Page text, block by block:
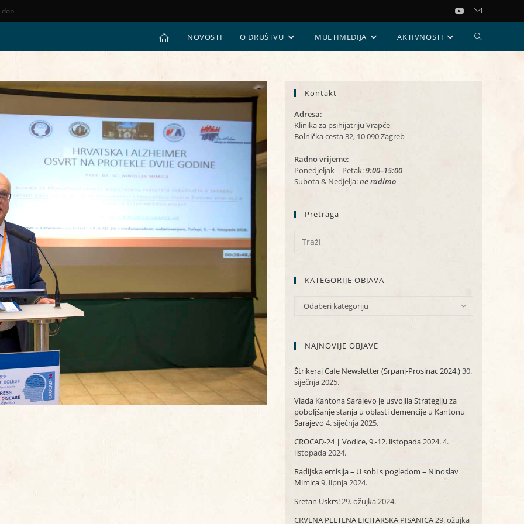
NOVOSTI O DRUŠTVU MULTIMEDIJA AKTIVNOSTI UKLJUČI/
Kontakt
Adresa:
Klinika za psihijatriju Vrapče
Bolnička cesta 32, 10 090 Zagreb
Radno vrijeme:
Ponedjeljak – Petak:9:00–15:00
Subota & Nedjelja:ne radimo
Pretraga
KATEGORIJE OBJAVA
KATEGORIJE
Odaberi kategoriju
NAJNOVIJE OBJAVE
Štrikeraj Cafe Newsletter (Srpanj-Prosinac 2024.)30.
siječnja 2025.
Vlada Kantona Sarajevo je usvojila Strategiju za
poboljšanje stanja u oblasti demencije u Kantonu
Sarajevo 4. siječnja 2025.
CROCAD-24 | Vodice, 9.-12. listopada 2024.4.
listopada 2024.
Radijska emisija – U sobi s pogledom – Ninoslav
Mimica9. lipnja 2024.
Sretan Uskrs!29. ožujka 2024.
CRVENA PLETENA LICITARSKA PISANICA29. ožujka